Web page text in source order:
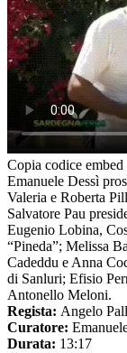
Copia codice embed
Emanuele Dessì
Valeria e Roberta
Salvatore Pau
Eugenio Lobina,
“Pineda”; Melissa
Cadeddu e Anna
di Sanluri; Efisio
Antonello Meloni.
Regista: Angelo
Curatore:
Durata: 13:17